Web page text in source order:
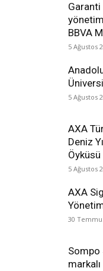
Garanti
BBVA
5 Ağustos
5 Ağustos
AXA
Deniz
5 Ağustos
AXA
30
Sompo